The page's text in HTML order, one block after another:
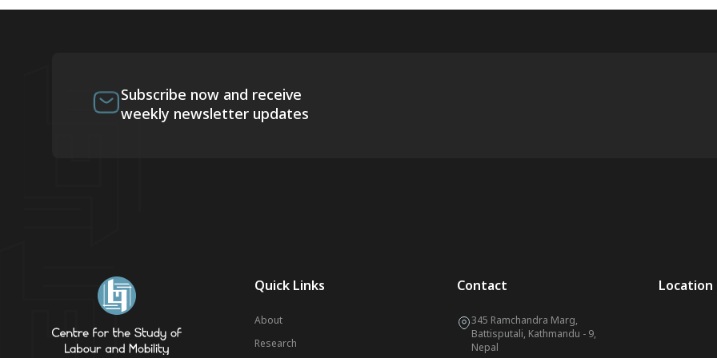
Subscribe now and receive
weekly newsletter updates
Quick Links
About
Research
Contact
345 Ramchandra Marg,
Battisputali, Kathmandu - 9,
Nepal
Location